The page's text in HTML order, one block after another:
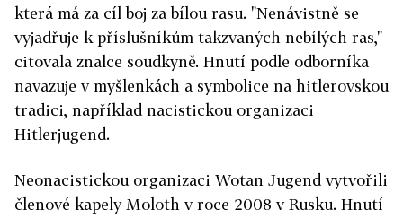
která má za cíl boj za bílou rasu. "Nenávistně se
vyjadřuje k příslušníkům takzvaných nebílých ras,"
citovala znalce soudkyně. Hnutí podle odborníka
navazuje v myšlenkách a symbolice na hitlerovskou
tradici, například nacistickou organizaci
Hitlerjugend.
Neonacistickou organizaci Wotan Jugend vytvořili
členové kapely Moloth v roce 2008 v Rusku. Hnutí